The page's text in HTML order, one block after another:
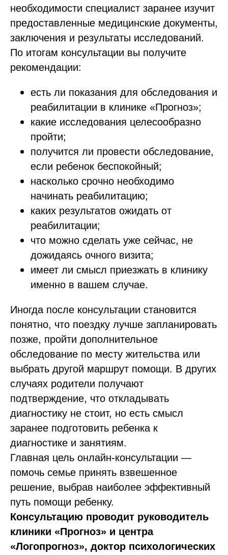
необходимости специалист заранее изучит
предоставленные медицинские документы,
заключения и результаты исследований.
По итогам консультации вы получите
рекомендации:
есть ли показания для обследования и
реабилитации в клинике «Прогноз»;
какие исследования целесообразно
пройти;
получится ли провести обследование,
если ребенок беспокойный;
насколько срочно необходимо
начинать реабилитацию;
каких результатов ожидать от
реабилитации;
что можно сделать уже сейчас, не
дожидаясь очного визита;
имеет ли смысл приезжать в клинику
именно в вашем случае.
Иногда после консультации становится
понятно, что поездку лучше запланировать
позже, пройти дополнительное
обследование по месту жительства или
выбрать другой маршрут помощи. В других
случаях родители получают
подтверждение, что откладывать
диагностику не стоит, но есть смысл
заранее подготовить ребенка к
диагностике и занятиям.
Главная цель онлайн-консультации —
помочь семье принять взвешенное
решение, выбрав наиболее эффективный
путь помощи ребенку.
Консультацию проводит руководитель
клиники «Прогноз» и центра
«Логопрогноз», доктор психологических